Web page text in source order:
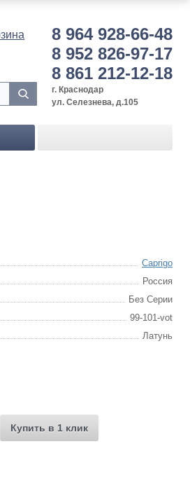
8 964 928-66-48
8 952 826-97-17
8 861 212-12-18
г. Краснодар
ул. Селезнева, д.105
Caprigo
Россия
Без Серии
99-101-vot
Латунь
Купить в 1 клик